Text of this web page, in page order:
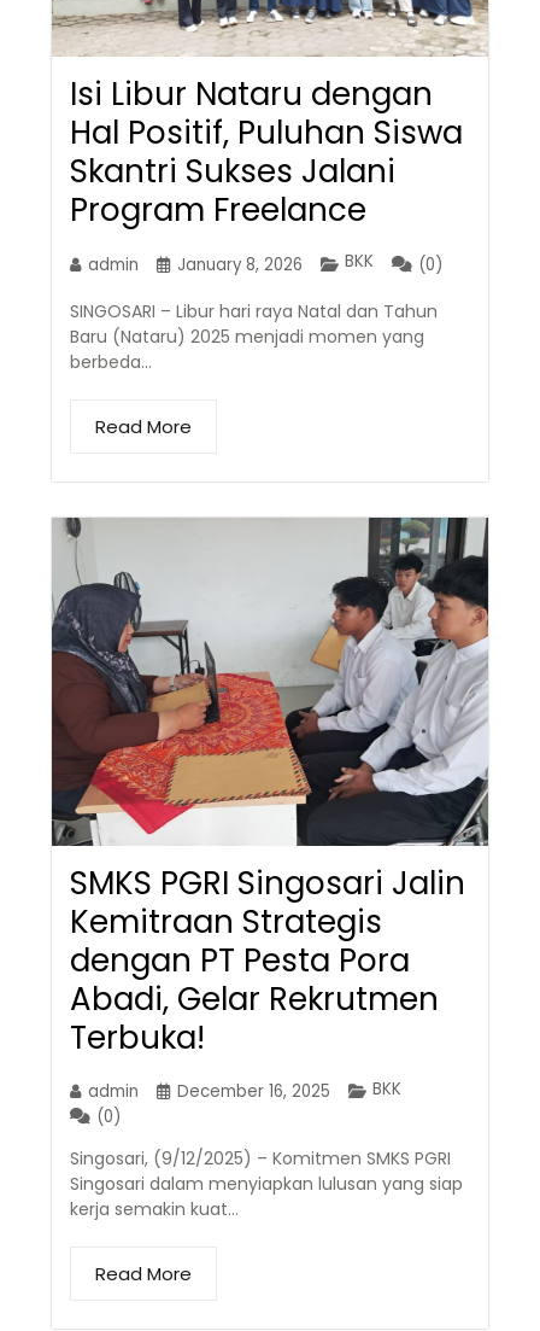
Isi Libur Nataru dengan
Hal Positif, Puluhan Siswa
Skantri Sukses Jalani
Program Freelance
admin January 8, 2026 BKK (0)
SINGOSARI – Libur hari raya Natal dan Tahun
Baru (Nataru) 2025 menjadi momen yang
berbeda…
Read More
SMKS PGRI Singosari Jalin
Kemitraan Strategis
dengan PT Pesta Pora
Abadi, Gelar Rekrutmen
Terbuka!
admin December 16, 2025
BKK
(0)
Singosari, (9/12/2025) – Komitmen SMKS PGRI
Singosari dalam menyiapkan lulusan yang siap
kerja semakin kuat…
Read More